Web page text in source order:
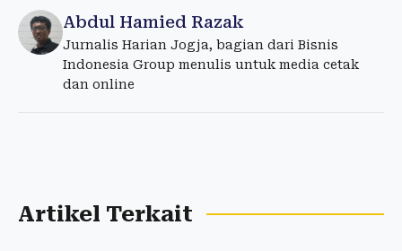
Abdul Hamied Razak
Jurnalis Harian Jogja, bagian dari Bisnis
Indonesia Group menulis untuk media cetak
dan online
Artikel Terkait